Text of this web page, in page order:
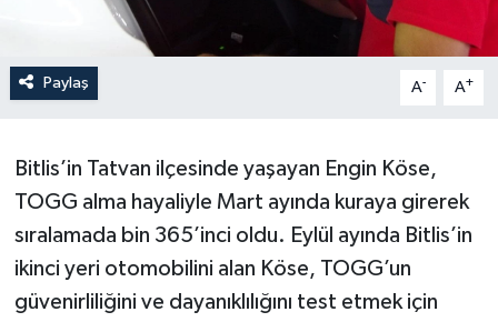
Paylaş A- A+
Bitlis’in Tatvan ilçesinde yaşayan Engin Köse,
TOGG alma hayaliyle Mart ayında kuraya girerek
sıralamada bin 365’inci oldu. Eylül ayında Bitlis’in
ikinci yeri otomobilini alan Köse, TOGG’un
güvenirliliğini ve dayanıklılığını test etmek için